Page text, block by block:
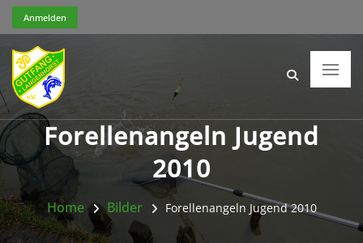
Anmelden
Forellenangeln Jugend
2010
Home Bilder Forellenangeln Jugend 2010